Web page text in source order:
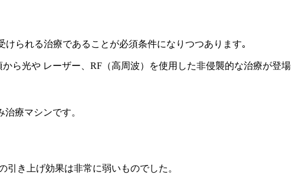
られる治療であることが必須条件になりつつあります｡
ら光や レーザー、RF（高周波）を使用した非侵襲的な治療が登場
療マシンです。
き上げ効果は非常に弱いものでした。